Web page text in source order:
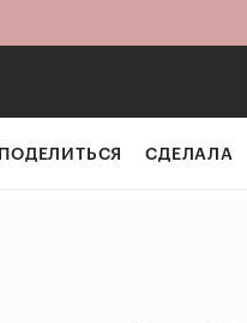
ПОДЕЛИТЬСЯ СДЕЛАЛА